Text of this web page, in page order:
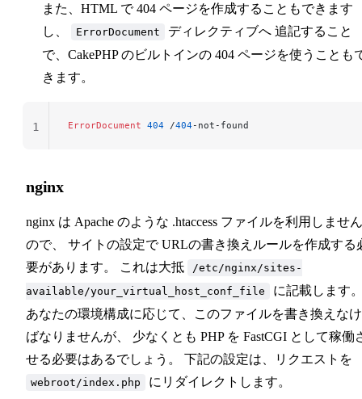
また、HTML で 404 ページを作成することもできます
し、
ErrorDocument
ディレクティブへ 追記すること
で、CakePHP のビルトインの 404 ページを使うことも
きます。
ErrorDocument 404 /404-not-found
1
nginx
nginx は Apache のような .htaccess ファイルを利用しません
ので、 サイトの設定で URLの書き換えルールを作成する
要があります。 これは大抵
/etc/nginx/sites-
available/your_virtual_host_conf_file
に記載します
あなたの環境構成に応じて、このファイルを書き換えな
ばなりませんが、 少なくとも PHP を FastCGI として稼働
せる必要はあるでしょう。 下記の設定は、リクエストを
webroot/index.php にリダイレクトします。